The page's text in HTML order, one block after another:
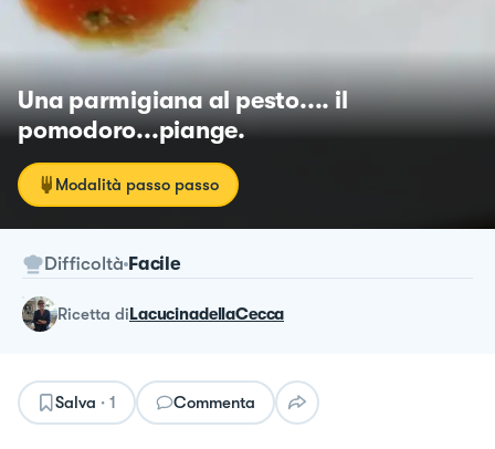
Una parmigiana al pesto.... il
pomodoro...piange.
Modalità passo passo
Difficoltà Facile
ricetta diLacucinadellaCecca
Salva · 1 Commenta